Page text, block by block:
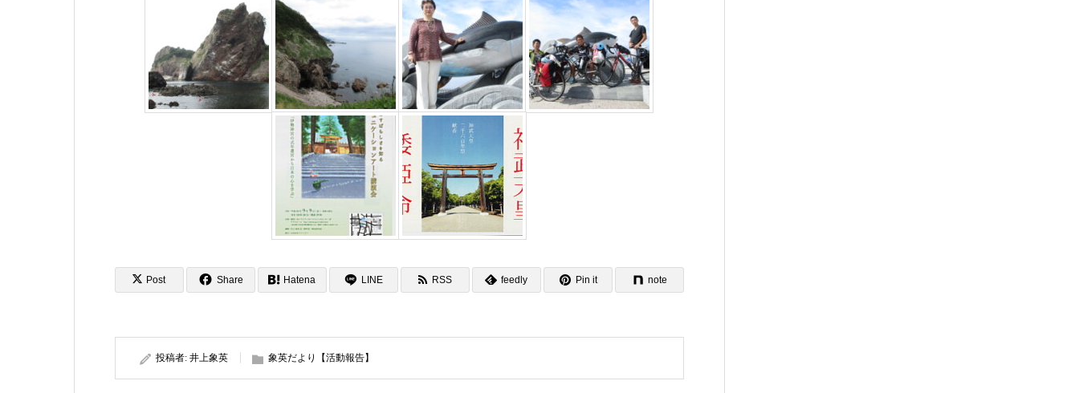
Post Share Hatena LINE RSS feedly Pin it note
投稿者: 井上象英 象英だより【活動報告】